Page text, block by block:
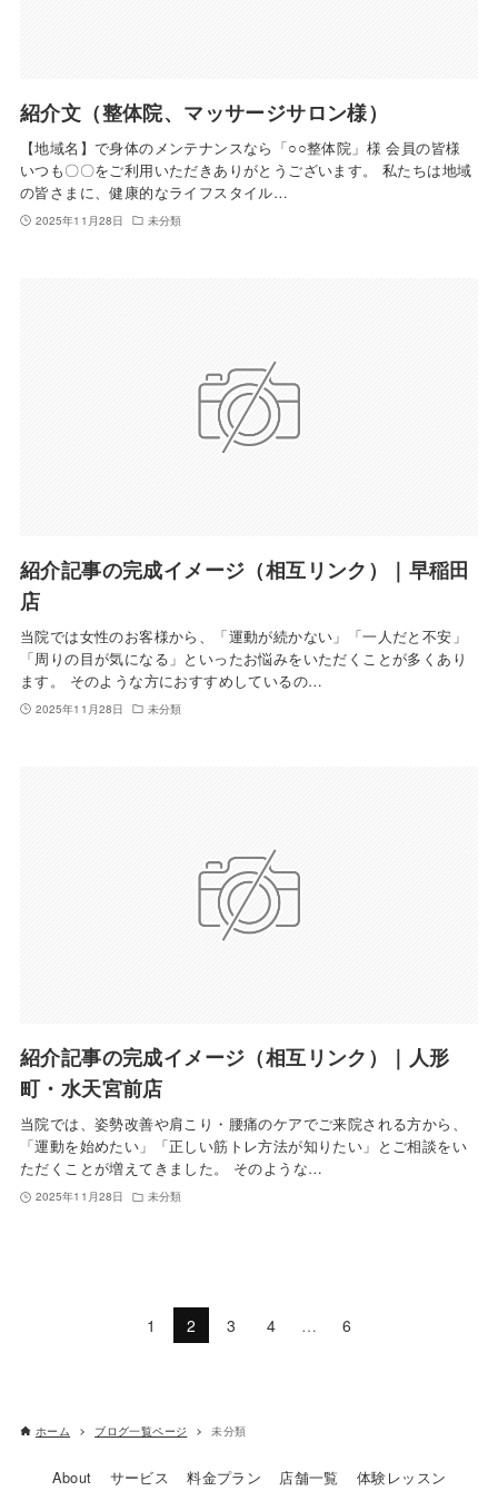
紹介文（整体院、マッサージサロン様）
【地域名】で身体のメンテナンスなら「○○整体院」様 会員の皆様
いつも〇〇をご利用いただきありがとうございます。 私たちは地域
の皆さまに、健康的なライフスタイル…
2025年11月28日 未分類
紹介記事の完成イメージ（相互リンク）｜早稲田
店
当院では女性のお客様から、「運動が続かない」「一人だと不安」
「周りの目が気になる」といったお悩みをいただくことが多くあり
ます。 そのような方におすすめしているの…
2025年11月28日 未分類
紹介記事の完成イメージ（相互リンク）｜人形
町・水天宮前店
当院では、姿勢改善や肩こり・腰痛のケアでご来院される方から、
「運動を始めたい」「正しい筋トレ方法が知りたい」とご相談をい
ただくことが増えてきました。 そのような…
2025年11月28日 未分類
1 2 3 4 … 6
ホーム ブログ一覧ページ 未分類
About サービス 料金プラン 店舗一覧
体験レッスン